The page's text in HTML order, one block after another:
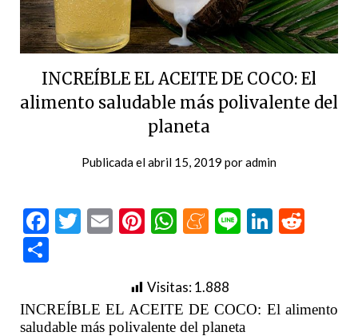
INCREÍBLE EL ACEITE DE COCO: El
alimento saludable más polivalente del
planeta
Publicada elabril 15, 2019 poradmin
Facebook
Twitter
EmailPinterest
WhatsApp
Meneame
Line
Visitas:1.888
INCREÍBLE EL ACEITE DE COCO: El alimento
saludable más polivalente del planeta